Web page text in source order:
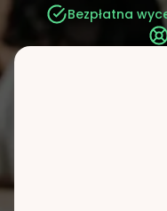
Bezpłatna